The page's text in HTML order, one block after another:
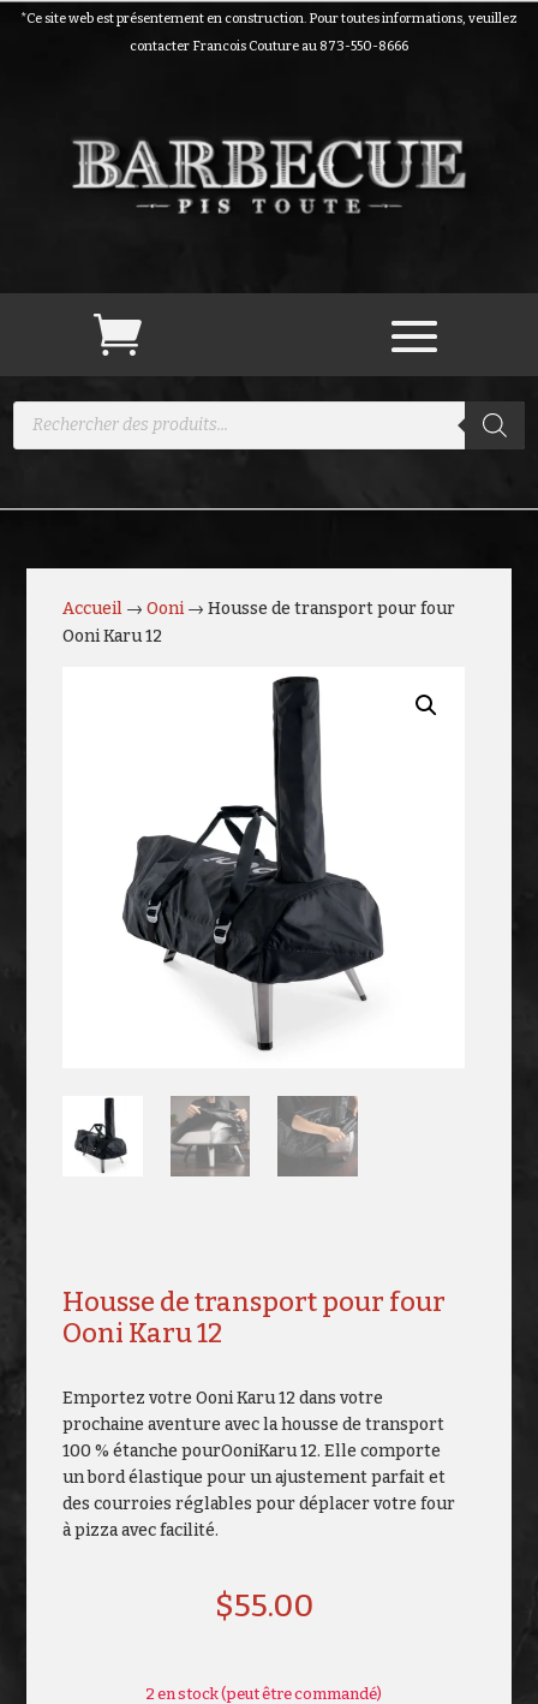
*Ce site web est présentement en construction. Pour toutes informations, veuillez
contacter Francois Couture au 873-550-8666
Recherche
Accueil →Ooni→ Housse de transport pour four
Ooni Karu 12
Housse de transport pour four
Ooni Karu 12
Emportez votre Ooni Karu 12 dans votre
prochaine aventure avec la housse de transport
100 % étanche pourOoniKaru 12. Elle comporte
un bord élastique pour un ajustement parfait et
des courroies réglables pour déplacer votre four
à pizza avec facilité.
$55.00
2 en stock (peut être commandé)